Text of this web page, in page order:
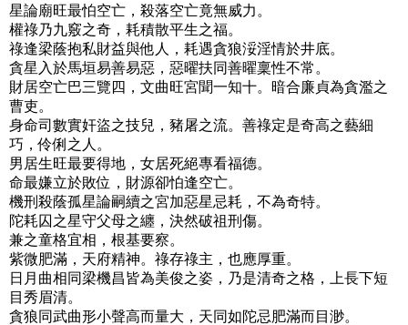
星論廟旺最怕空亡，殺落空亡竟無威力。
權祿乃九竅之奇，耗積散平生之福。
祿逢梁蔭抱私財益與他人，耗遇貪狼浽淫情於井底。
貪星入於馬垣易善易惡，惡曜扶同善曜稟性不常。
財居空亡巴三覽四，文曲旺宮聞一知十。暗合廉貞為貪濫之
曹吏。
身命司數實奸盜之技兒，豬屠之流。善祿定是奇高之藝細
巧，伶俐之人。
男居生旺最要得地，女居死絕專看福德。
命最嫌立於敗位，財源卻怕逢空亡。
機刑殺蔭孤星論嗣續之宮加惡星忌耗，不為奇特。
陀耗囚之星守父母之纏，決然破祖刑傷。
兼之童格宜相，根基要察。
紫微肥滿，天府精神。祿存祿主，也應厚重。
日月曲相同梁機昌皆為美俊之姿，乃是清奇之格，上長下短
目秀眉清。
貪狼同武曲形小聲高而量大，天同如陀忌肥滿而目渺。